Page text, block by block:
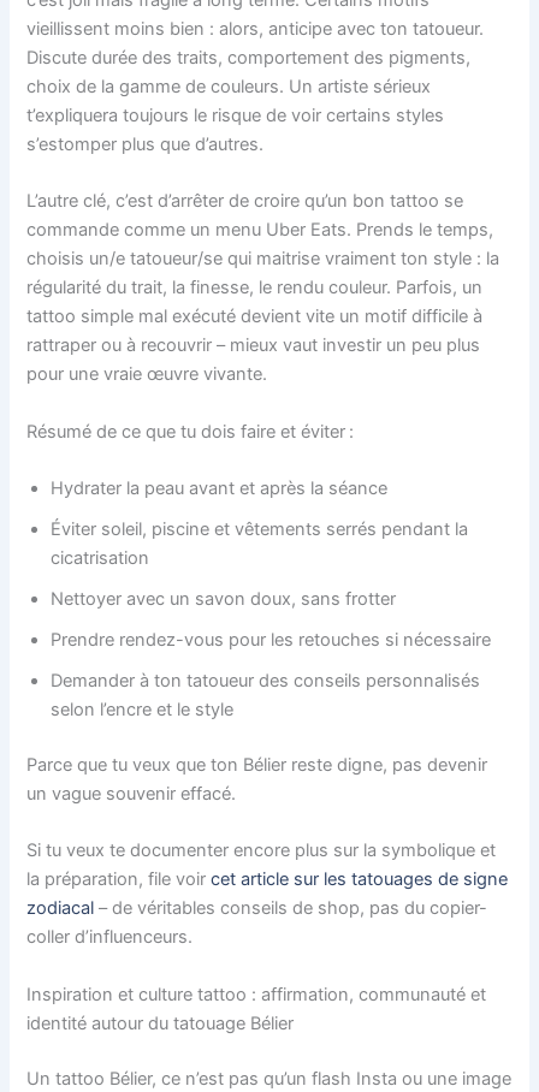
vieillissent moins bien : alors, anticipe avec ton tatoueur.
Discute durée des traits, comportement des pigments,
choix de la gamme de couleurs. Un artiste sérieux
t’expliquera toujours le risque de voir certains styles
s’estomper plus que d’autres.
L’autre clé, c’est d’arrêter de croire qu’un bon tattoo se
commande comme un menu Uber Eats. Prends le temps,
choisis un/e tatoueur/se qui maitrise vraiment ton style : la
régularité du trait, la finesse, le rendu couleur. Parfois, un
tattoo simple mal exécuté devient vite un motif difficile à
rattraper ou à recouvrir – mieux vaut investir un peu plus
pour une vraie œuvre vivante.
Résumé de ce que tu dois faire et éviter :
Hydrater la peau avant et après la séance
Éviter soleil, piscine et vêtements serrés pendant la
cicatrisation
Nettoyer avec un savon doux, sans frotter
Prendre rendez-vous pour les retouches si nécessaire
Demander à ton tatoueur des conseils personnalisés
selon l’encre et le style
Parce que tu veux que ton Bélier reste digne, pas devenir
un vague souvenir effacé.
Si tu veux te documenter encore plus sur la symbolique et
la préparation, file voircet article sur les tatouages de signe
zodiacal – de véritables conseils de shop, pas du copier-
coller d’influenceurs.
Inspiration et culture tattoo : affirmation, communauté et
identité autour du tatouage Bélier
Un tattoo Bélier, ce n’est pas qu’un flash Insta ou une image